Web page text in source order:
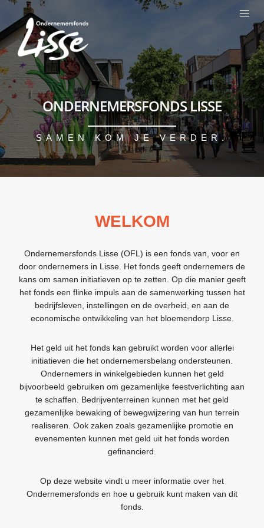
ONDERNEMERSFONDS LISSE
SAMEN KOM JE VERDER.
WELKOM
Ondernemersfonds Lisse (OFL) is een fonds van, voor en
door ondernemers in Lisse. Het fonds geeft ondernemers de
kans om samen initiatieven op te zetten. Op die manier geeft
het fonds een flinke impuls aan de samenwerking tussen het
bedrijfsleven, instellingen en de overheid, en aan de
economische ontwikkeling van het bloemendorp Lisse.
Het geld uit het fonds kan gebruikt worden voor allerlei
initiatieven die het ondernemersbelang ondersteunen.
Ondernemers in winkelgebieden kunnen het geld
bijvoorbeeld gebruiken om gezamenlijke feestverlichting aan
te schaffen. Bedrijventerreinen kunnen met het geld
gezamenlijke bewaking of bewegwijzering van hun terrein
realiseren. Ook zaken zoals gezamenlijke promotie en
evenementen kunnen met geld uit het fonds worden
gefinancierd.
Op deze website vindt u meer informatie over het
Ondernemersfonds en hoe u gebruik kunt maken van dit
fonds.